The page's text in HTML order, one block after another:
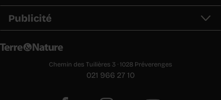
Publicité
Chemin des Tuilières 3 · 1028 Préverenges
021 966 27 10